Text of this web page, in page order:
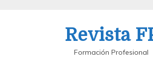
Revista
Formación Profesional